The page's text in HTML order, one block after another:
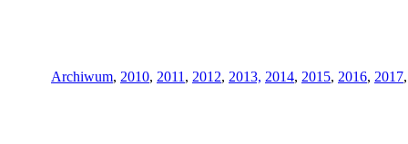
Archiwum, 2010, 2011 , 2012, 2013, 2014, 2015, 2016, 2017